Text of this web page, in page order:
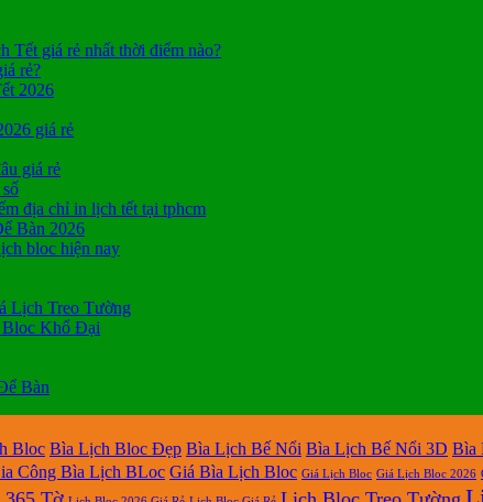
Tết giá rẻ nhất thời điểm nào?
rẻ?
2026
giá rẻ
giá rẻ
địa chỉ in lịch tết tại tphcm
Bàn 2026
bloc hiện nay
Lịch Treo Tường
Bloc Khổ Đại
Bàn
Bloc Bìa Lịch Bloc Đẹp Bìa Lịch Bế Nổi Bìa Lịch Bế Nổi 3D Bìa
Công Bìa Lịch BLoc Giá Bìa Lịch Bloc Giá Lịch Bloc Giá Lịch Bloc 2026